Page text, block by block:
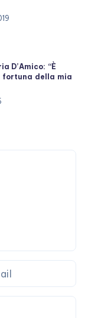
D’Amico: “È
della mia